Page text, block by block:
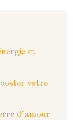
et
votre
d’amour